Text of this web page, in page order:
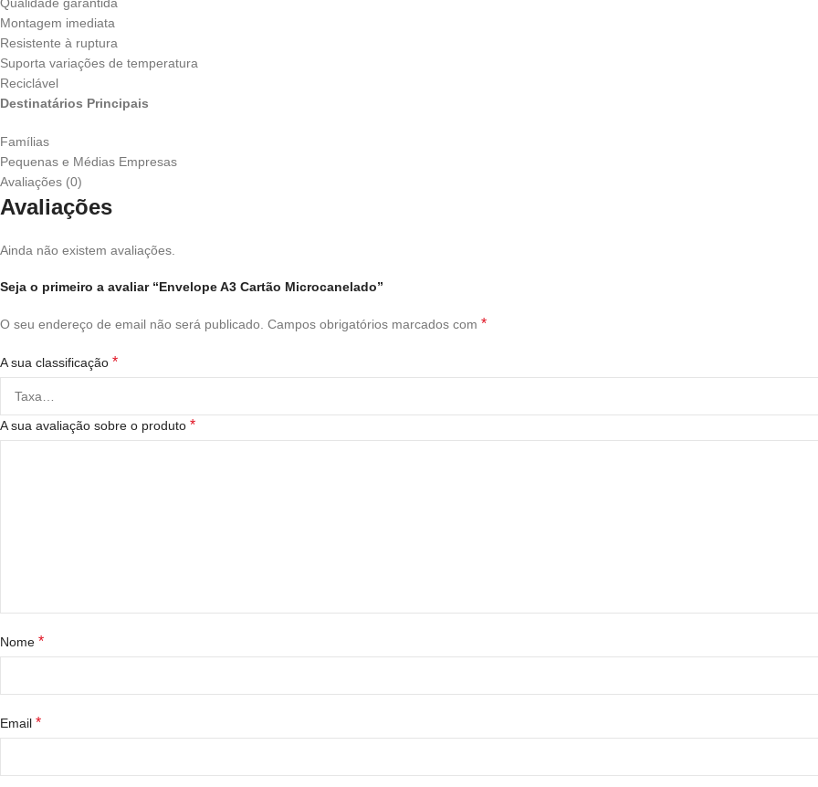
Montagem imediata
Resistente à ruptura
Suporta variações de temperatura
Reciclável
Destinatários Principais
Famílias
Pequenas e Médias Empresas
Avaliações (0)
Avaliações
Ainda não existem avaliações.
Seja o primeiro a avaliar “Envelope A3 Cartão Microcanelado”
O seu endereço de email não será publicado. Campos obrigatórios marcados com *
A sua classificação *
A sua avaliação sobre o produto *
Nome *
Email *